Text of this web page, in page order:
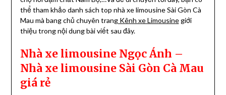
thể tham khảo danh sách top nhà xe limousine Sài Gòn Cà
Mau mà bang chủ chuyên trangKênh xe Limousinegiới
thiệu trong nội dung bài viết sau đây.
Nhà xe limousine Ngọc Ánh –
Nhà xe limousine Sài Gòn Cà Mau
giá rẻ